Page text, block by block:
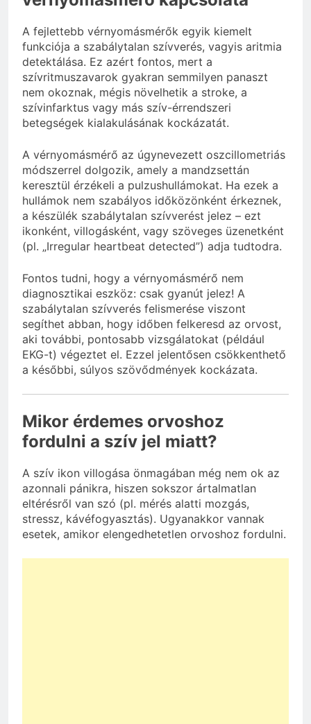
A fejlettebb vérnyomásmérők egyik kiemelt
funkciója a szabálytalan szívverés, vagyis aritmia
detektálása. Ez azért fontos, mert a
szívritmuszavarok gyakran semmilyen panaszt
nem okoznak, mégis növelhetik a stroke, a
szívinfarktus vagy más szív-érrendszeri
betegségek kialakulásának kockázatát.
A vérnyomásmérő az úgynevezett oszcillometriás
módszerrel dolgozik, amely a mandzsettán
keresztül érzékeli a pulzushullámokat. Ha ezek a
hullámok nem szabályos időközönként érkeznek,
a készülék szabálytalan szívverést jelez – ezt
ikonként, villogásként, vagy szöveges üzenetként
(pl. „Irregular heartbeat detected”) adja tudtodra.
Fontos tudni, hogy a vérnyomásmérő nem
diagnosztikai eszköz: csak gyanút jelez! A
szabálytalan szívverés felismerése viszont
segíthet abban, hogy időben felkeresd az orvost,
aki további, pontosabb vizsgálatokat (például
EKG-t) végeztet el. Ezzel jelentősen csökkenthető
a későbbi, súlyos szövődmények kockázata.
Mikor érdemes orvoshoz
fordulni a szív jel miatt?
A szív ikon villogása önmagában még nem ok az
azonnali pánikra, hiszen sokszor ártalmatlan
eltérésről van szó (pl. mérés alatti mozgás,
stressz, kávéfogyasztás). Ugyanakkor vannak
esetek, amikor elengedhetetlen orvoshoz fordulni.